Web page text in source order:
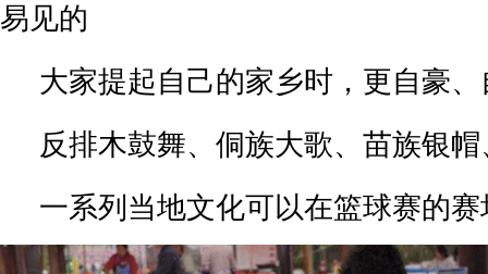
易见的
大家提起自己的家乡时，更自豪
反排木鼓舞、侗族大歌、苗族银
一系列当地文化可以在篮球赛的